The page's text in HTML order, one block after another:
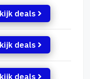
deals
deals
deals